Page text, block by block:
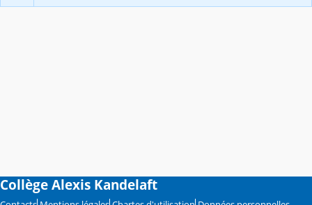
Collège Alexis Kandelaft